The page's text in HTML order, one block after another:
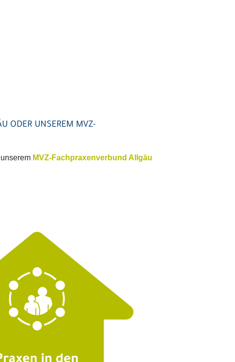
ODER UNSEREM MVZ-
MVZ-Fachpraxenverbund Allgäu